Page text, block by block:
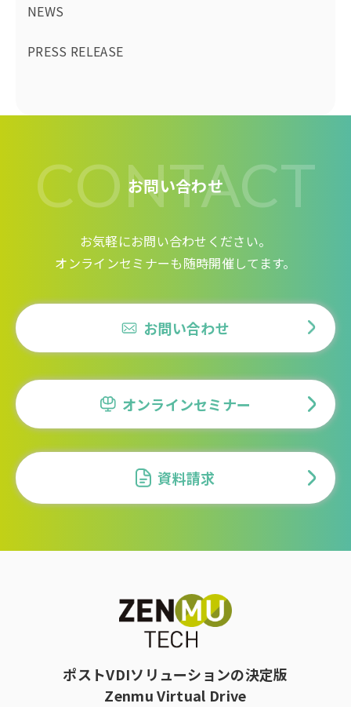
NEWS
PRESS RELEASE
CONTACT
お問い合わせ
お気軽にお問い合わせください。
オンラインセミナーも随時開催してます。
お問い合わせ
オンラインセミナー
資料請求
ポストVDIソリューションの決定版
Zenmu Virtual Drive